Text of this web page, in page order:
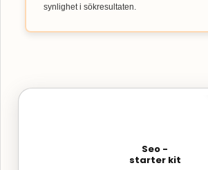
synlighet i sökresultaten.
Seo -
starter kit